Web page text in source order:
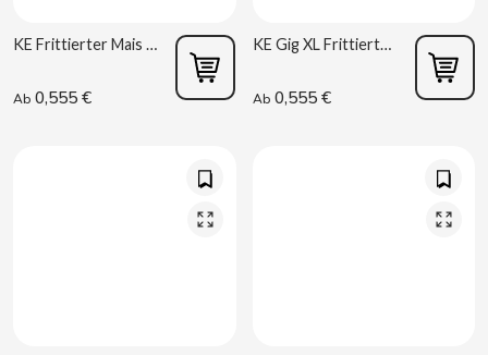
KE Frittierter Mais mit Salz 85g Kelia R6
Ab 0,555 €
KE Gig XL Frittierter Mais mit Salz 94g Kelia R6
Ab 0,555 €